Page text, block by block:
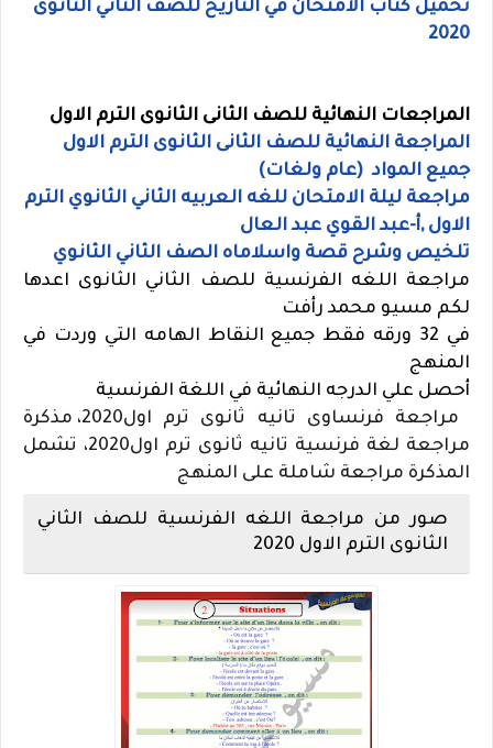
تحميل كتاب الامتحان في التاريخ للصف الثاني الثانوى
2020
المراجعات النهائية للصف الثانى الثانوى الترم الاول
المراجعة النهائية للصف الثانى الثانوى الترم الاول
جميع المواد (عام ولغات)
مراجعة ليلة الامتحان للغه العربيه الثاني الثانوي الترم
الاول ,أ-عبد القوي عبد العال
تلخيص وشرح قصة واسلاماه الصف الثاني الثانوي
مراجعة اللغه الفرنسية للصف الثاني الثانوى اعدها
لكم مسيو محمد رأفت
في 32 ورقه فقط جميع النقاط الهامه التي وردت في
المنهج
أحصل علي الدرجه النهائية في اللغة الفرنسية
مراجعة فرنساوى تانيه ثانوى ترم اول2020، مذكرة
مراجعة لغة فرنسية تانيه ثانوى ترم اول2020، تشمل
المذكرة مراجعة شاملة على المنهج
صور من مراجعة اللغه الفرنسية للصف الثاني
الثانوى الترم الاول 2020